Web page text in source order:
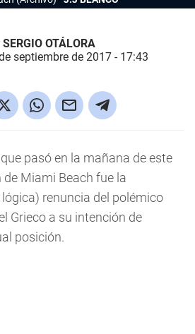
SERGIO OTÁLORA
septiembre de 2017 - 17:43
pasó en la mañana de este
de Miami Beach fue la
renuncia del polémico
Grieco a su intención de
posición.